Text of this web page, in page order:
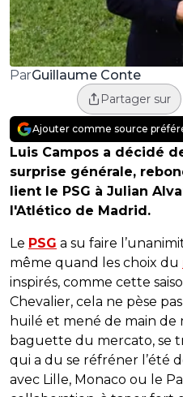
ParGuillaume Conte
Partager sur
Ajouter comme source
Luis Campos a décidé
surprise générale,
lient le PSG à Julian
l'Atlético de Madrid.
Le PSG a su faire
même quand les choix du
inspirés, comme cette
Chevalier, cela ne pèse
huilé et mené de main de
baguette du mercato, se
qui a du se réfréner l’été
avec Lille, Monaco ou le